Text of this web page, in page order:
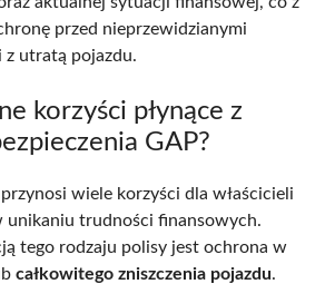
przed nieprzewidzianymi
z utratą pojazdu.
korzyści płynące z
GAP?
przynosi wiele korzyści dla właścicieli
unikaniu trudności finansowych.
tego rodzaju polisy jest ochrona w
całkowitego zniszczenia pojazdu.